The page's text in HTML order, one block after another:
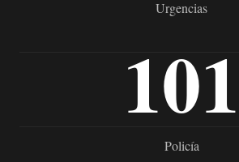
Urgencias
101
Policía